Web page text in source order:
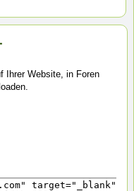
Ihrer Website, in Foren